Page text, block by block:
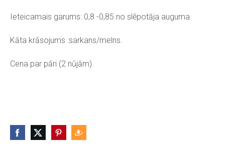
Ieteicamais garums: 0,8 -0,85 no slēpotāja auguma.
Kāta krāsojums :sarkans/melns.
Cena par pāri (2 nūjām).